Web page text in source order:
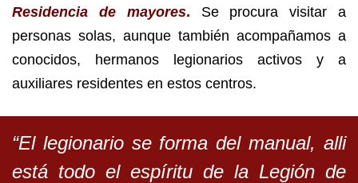
Residencia de mayores. Se procura visitar a
personas solas, aunque también acompañamos a
conocidos, hermanos legionarios activos y a
auxiliares residentes en estos centros.
“El legionario se forma del manual, alli
está todo el espíritu de la Legión de